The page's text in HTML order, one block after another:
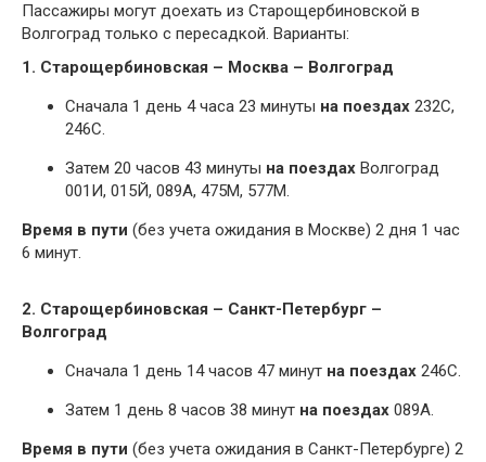
Пассажиры могут доехать из Старощербиновской в
Волгоград только с пересадкой. Варианты:
1. Старощербиновская – Москва – Волгоград
Сначала 1 день 4 часа 23 минуты на поездах 232С,
246С.
Затем 20 часов 43 минуты на поездах Волгоград
001И, 015Й, 089А, 475М, 577М.
Время в пути (без учета ожидания в Москве) 2 дня 1 час
6 минут.
2. Старощербиновская – Санкт-Петербург –
Волгоград
Сначала 1 день 14 часов 47 минут на поездах 246С.
Затем 1 день 8 часов 38 минут на поездах 089А.
Время в пути (без учета ожидания в Санкт-Петербурге) 2